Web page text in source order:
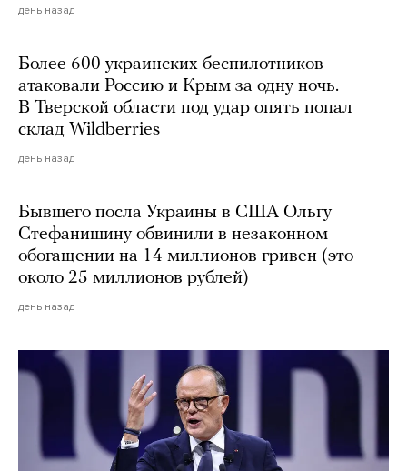
день назад
Более 600 украинских беспилотников
атаковали Россию и Крым за одну ночь.
В Тверской области под удар опять попал
склад Wildberries
день назад
Бывшего посла Украины в США Ольгу
Стефанишину обвинили в незаконном
обогащении на 14 миллионов гривен (это
около 25 миллионов рублей)
день назад